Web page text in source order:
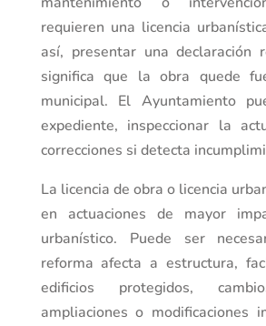
requieren una licencia
así, presentar una declaración
significa que la obra quede
municipal. El Ayuntamiento
expediente, inspeccionar la
correcciones si detecta
La licencia de obra o licencia
en actuaciones de mayor
urbanístico. Puede ser
reforma afecta a estructura,
edificios protegidos,
ampliaciones o modificaciones